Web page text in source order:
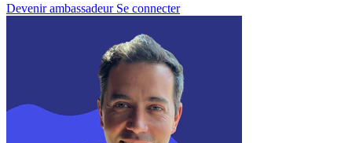
Devenir ambassadeur Se connecter